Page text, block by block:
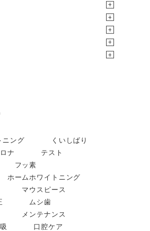
ニング
くいしばり
ナ
テスト
フッ素
ホームホワイトニング
マウスピース
ムシ歯
メンテナンス
口腔ケア